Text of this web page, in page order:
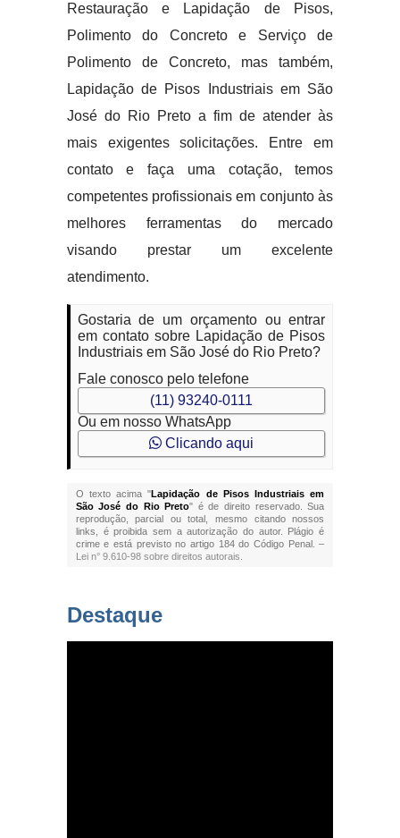
Restauração e Lapidação de Pisos,
Polimento do Concreto e Serviço de
Polimento de Concreto, mas também,
Lapidação de Pisos Industriais em São
José do Rio Preto a fim de atender às
mais exigentes solicitações. Entre em
contato e faça uma cotação, temos
competentes profissionais em conjunto às
melhores ferramentas do mercado
visando prestar um excelente
atendimento.
Gostaria de um orçamento ou entrar
em contato sobre Lapidação de Pisos
Industriais em São José do Rio Preto?
Fale conosco pelo telefone
(11) 93240-0111
Ou em nosso WhatsApp
Clicando aqui
O texto acima "Lapidação de Pisos Industriais em
São José do Rio Preto" é de direito reservado. Sua
reprodução, parcial ou total, mesmo citando nossos
links, é proibida sem a autorização do autor. Plágio é
crime e está previsto no artigo 184 do Código Penal. –
Lei n° 9.610-98 sobre direitos autorais
Destaque